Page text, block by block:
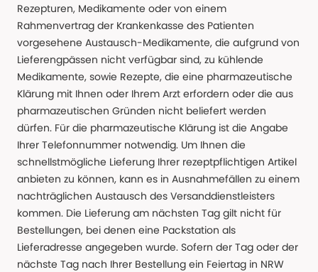
Rezepturen, Medikamente oder von einem
Rahmenvertrag der Krankenkasse des Patienten
vorgesehene Austausch-Medikamente, die aufgrund von
Lieferengpässen nicht verfügbar sind, zu kühlende
Medikamente, sowie Rezepte, die eine pharmazeutische
Klärung mit Ihnen oder Ihrem Arzt erfordern oder die aus
pharmazeutischen Gründen nicht beliefert werden
dürfen. Für die pharmazeutische Klärung ist die Angabe
Ihrer Telefonnummer notwendig. Um Ihnen die
schnellstmögliche Lieferung Ihrer rezeptpflichtigen Artikel
anbieten zu können, kann es in Ausnahmefällen zu einem
nachträglichen Austausch des Versanddienstleisters
kommen. Die Lieferung am nächsten Tag gilt nicht für
Bestellungen, bei denen eine Packstation als
Lieferadresse angegeben wurde. Sofern der Tag oder der
nächste Tag nach Ihrer Bestellung ein Feiertag in NRW